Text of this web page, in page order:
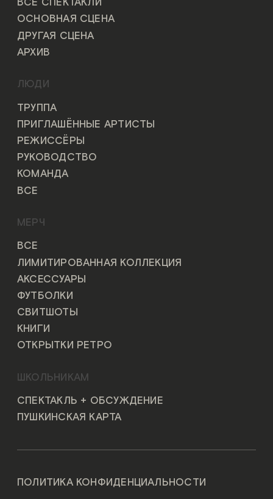
ОСНОВНАЯ СЦЕНА
ДРУГАЯ СЦЕНА
АРХИВ
ЛЮДИ
ТРУППА
ПРИГЛАШЁННЫЕ АРТИСТЫ
РЕЖИССЁРЫ
РУКОВОДСТВО
КОМАНДА
ВСЕ
МЕРЧ
ВСЕ
ЛИМИТИРОВАННАЯ КОЛЛЕКЦИЯ
АКСЕССУАРЫ
ФУТБОЛКИ
СВИТШОТЫ
КНИГИ
ОТКРЫТКИ РЕТРО
ШКОЛЬНИКАМ
СПЕКТАКЛЬ + ОБСУЖДЕНИЕ
ПУШКИНСКАЯ КАРТА
ПОЛИТИКА КОНФИДЕНЦИАЛЬНОСТИ